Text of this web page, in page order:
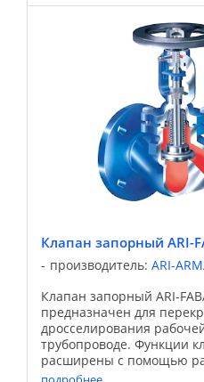
Клапан запорный ARI-
производитель: ARI-
Клапан запорный ARI-
предназначен для
дросселирования
трубопроводе. Функции
расширены с помощью
вариантов исполнения